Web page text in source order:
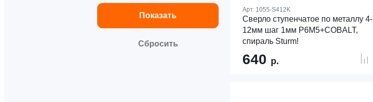
Показать
Сбросить
Арт. 1055-S412K
Сверло ступенчатое по металлу 4-
12мм шаг 1мм Р6М5+COBALT,
спираль Sturm!
640 р.